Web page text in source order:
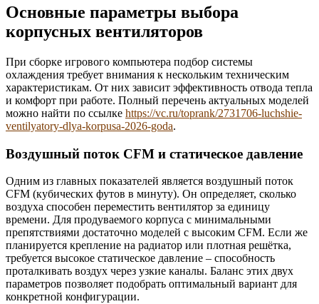
Основные параметры выбора
корпусных вентиляторов
При сборке игрового компьютера подбор системы
охлаждения требует внимания к нескольким техническим
характеристикам. От них зависит эффективность отвода тепла
и комфорт при работе. Полный перечень актуальных моделей
можно найти по ссылке https://vc.ru/toprank/2731706-luchshie-
ventilyatory-dlya-korpusa-2026-goda.
Воздушный поток CFM и статическое давление
Одним из главных показателей является воздушный поток
CFM (кубических футов в минуту). Он определяет, сколько
воздуха способен переместить вентилятор за единицу
времени. Для продуваемого корпуса с минимальными
препятствиями достаточно моделей с высоким CFM. Если же
планируется крепление на радиатор или плотная решётка,
требуется высокое статическое давление – способность
проталкивать воздух через узкие каналы. Баланс этих двух
параметров позволяет подобрать оптимальный вариант для
конкретной конфигурации.